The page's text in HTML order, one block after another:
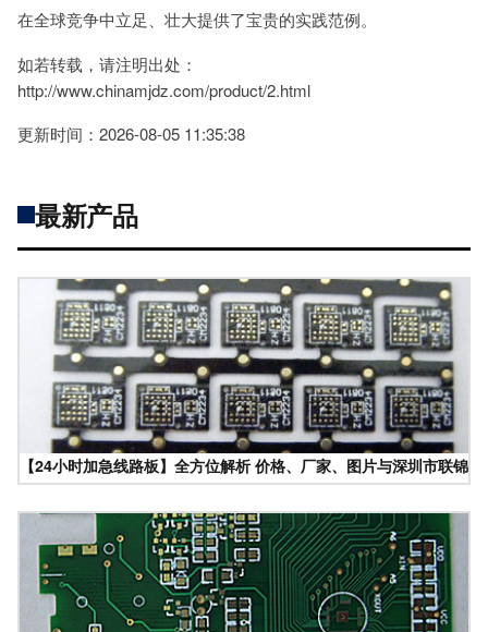
在全球竞争中立足、壮大提供了宝贵的实践范例。
如若转载，请注明出处：
http://www.chinamjdz.com/product/2.html
更新时间：2026-08-05 11:35:38
最新产品
【24小时加急线路板】全方位解析 价格、厂家、图片与深圳市联锦